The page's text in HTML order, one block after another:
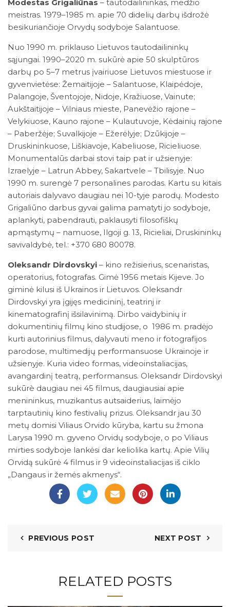
Modestas Grigaliūnas – tautodailininkas, medžio
meistras. 1979–1985 m. apie 70 didelių darbų išdrožė
besikuriančioje Orvydų sodyboje Salantuose.
Nuo 1990 m. priklauso Lietuvos tautodailininkų
sąjungai. 1990–2020 m. sukūrė apie 50 skulptūros
darbų po 5–7 metrus įvairiuose Lietuvos miestuose ir
gyvenvietėse: Žemaitijoje – Salantuose, Klaipėdoje,
Palangoje, Šventojoje, Nidoje, Kražiuose, Vainute;
Aukštaitijoje – Vilniaus mieste, Panevėžio rajone –
Velykiuose, Kauno rajone – Kulautuvoje, Kėdainių rajone
– Paberžėje; Suvalkijoje – Ežerėlyje; Dzūkijoje –
Druskininkuose, Liškiavoje, Kabeliuose, Ricieliuose.
Monumentalūs darbai stovi taip pat ir užsienyje:
Izraelyje – Latrun Abbey, Sakartvele – Tbilisyje. Nuo
1990 m. surengė 7 personalines parodas. Kartu su kitais
autoriais dalyvavo daugiau nei 10-tyje parodų. Modesto
Grigaliūno darbus gyvai galima pamatyti jo sodyboje,
aplankyti, pabendrauti, paklausyti filosofiškų
apmąstymų – namuose, Ilgoji g. 13, Ricieliai, Druskininkų
savivaldybė, tel.: +370 680 80078.
Oleksandr Dirdovskyi – kino režisierius, scenaristas,
operatorius, fotografas. Gimė 1956 metais Kijeve. Jo
giminė kilusi iš Ukrainos ir Lietuvos. Oleksandr
Dirdovskyi yra įgijęs medicininį, teatrinj ir
kinematografinį išsilavinimą. Dirbo vaidybinių ir
dokumentinių filmų kino studijose, o 1986 m. pradėjo
kurti autorinius filmus, dalyvauti meno ir fotografijos
parodose, multimedijų performansuose Ukrainoje ir
užsienyje. Kuria video formas, videoinstaliacijas,
avangardinį teatrą, performansus. Oleksandr Dirdovskyi
sukūrè daugiau nei 45 filmus, daugiausiai apie
menininkus, muzikantus autsaiderius, laimėjo
tarptautinių kino festivalių prizus. Oleksandr jau 30
metų domisi Viliaus Orvido kūryba, kartu su žmona
Larysa 1990 m. gyveno Orvidų sodyboje, o po Viliaus
mirties sodyboje lankėsi dar keliolika kartų. Apie Vilių
Orvidą sukūrė 4 filmus ir 9 videoinstaliacijas iš ciklo
„Dangaus ir žemės akmenys“.
PREVIOUS POST NEXT POST
RELATED POSTS